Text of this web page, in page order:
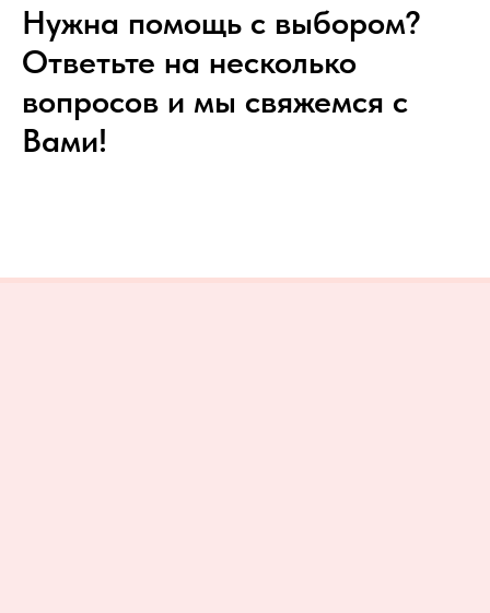
Нужна помощь с выбором?
Ответьте на несколько
вопросов и мы свяжемся с
Вами!